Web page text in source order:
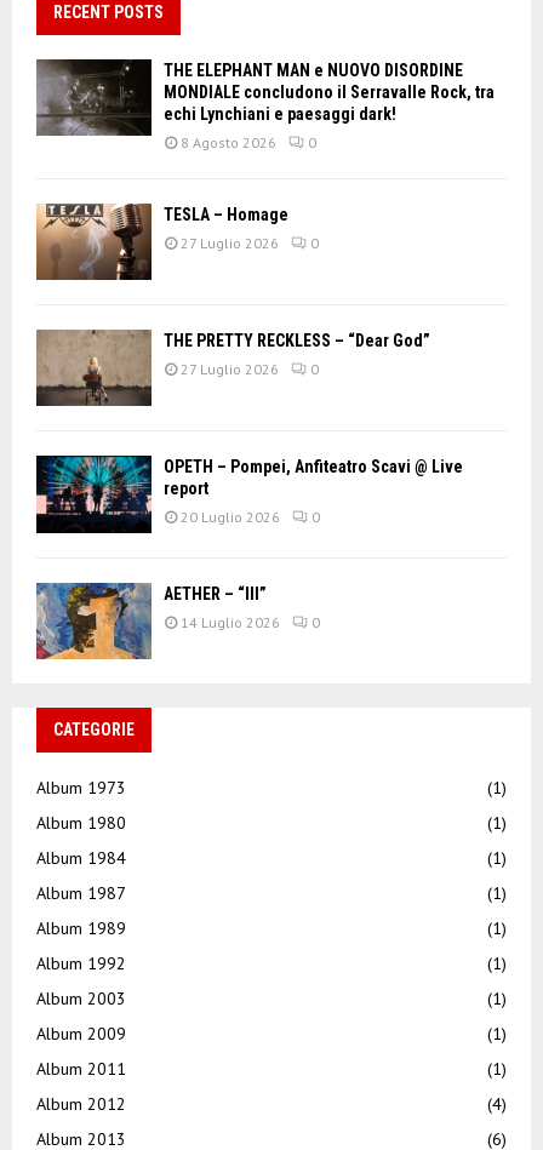
RECENT POSTS
THE ELEPHANT MAN e NUOVO DISORDINE
MONDIALE concludono il Serravalle Rock, tra
echi Lynchiani e paesaggi dark!
8 Agosto 2026 0
TESLA – Homage
27 Luglio 2026 0
THE PRETTY RECKLESS – “Dear God”
27 Luglio 2026 0
OPETH – Pompei, Anfiteatro Scavi @ Live
report
20 Luglio 2026 0
AETHER – “III”
14 Luglio 2026 0
CATEGORIE
Album 1973
(1)
Album 1980
(1)
Album 1984
(1)
Album 1987
(1)
Album 1989
(1)
Album 1992
(1)
Album 2003
(1)
Album 2009
(1)
Album 2011
(1)
Album 2012
(4)
Album 2013
(6)